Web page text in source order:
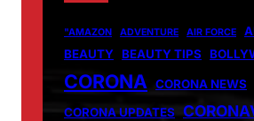
"AMAZON ADVENTURE AIR FORCE
BEAUTY BEAUTY TIPS
CORONA
CORONA NEWS
CORONA UPDATES